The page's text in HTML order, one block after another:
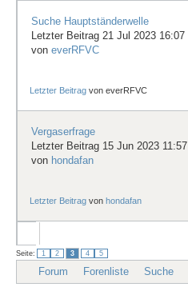
Suche Hauptständerwelle
Letzter Beitrag 21 Jul 2023 16:07
von everRFVC
Letzter Beitrag voneverRFVC
Vergaserfrage
Letzter Beitrag 15 Jun 2023 11:57
von hondafan
Letzter Beitrag vonhondafan
Seite: 1 2 3 4 5
Forum Forenliste Suche